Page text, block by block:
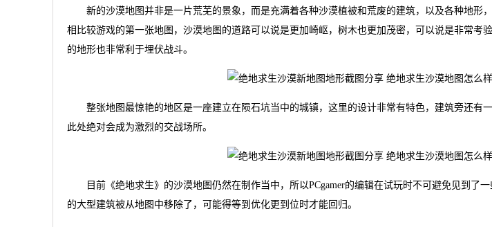
新的沙漠地图并非是一片荒芜的景象，而是充满着各种沙漠植被和荒废的建筑，以及各种地形，
相比较游戏的第一张地图，沙漠地图的道路可以说是更加崎岖，树木也更加茂密，可以说是非常考
的地形也非常利于埋伏战斗。
整张地图最惊艳的地区是一座建立在陨石坑当中的城镇，这里的设计非常有特色，建筑旁还有
此处绝对会成为激烈的交战场所。
目前《绝地求生》的沙漠地图仍然在制作当中，所以PCgamer的编辑在试玩时不可避免见到了一
的大型建筑被从地图中移除了，可能得等到优化更到位时才能回归。